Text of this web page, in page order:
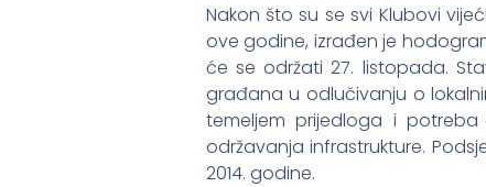
Nakon što su se svi Klubovi
ove godine, izrađen je
će se održati 27. listopada.
građana u odlučivanju o
temeljem prijedloga i
održavanja infrastrukture.
2014. godine.